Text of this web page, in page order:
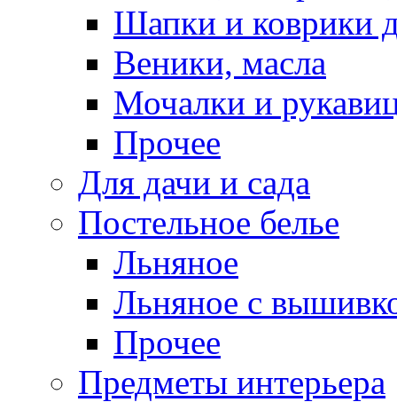
Шапки и коврики
Веники, масла
Мочалки и
Прочее
Для дачи и сада
Постельное белье
Льняное
Льняное с
Прочее
Предметы интерьера